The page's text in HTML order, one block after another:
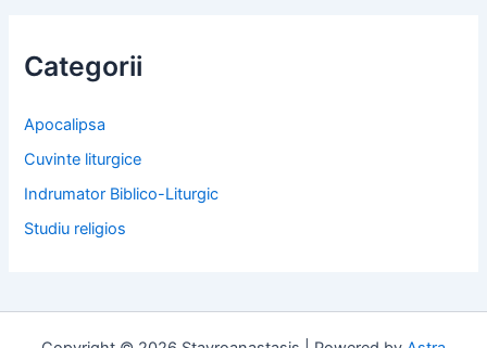
f
o
:
Categorii
Apocalipsa
Cuvinte liturgice
Indrumator Biblico-Liturgic
Studiu religios